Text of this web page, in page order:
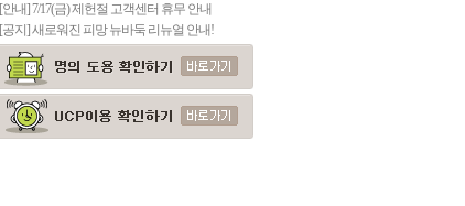
[안내] 7/17(금) 제헌절 고객센터 휴무 안내
[공지] 새로워진 피망 뉴바둑 리뉴얼 안내!